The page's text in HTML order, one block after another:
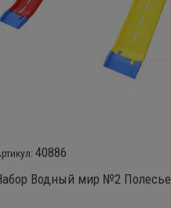
40886
Водный мир №2 Полесье